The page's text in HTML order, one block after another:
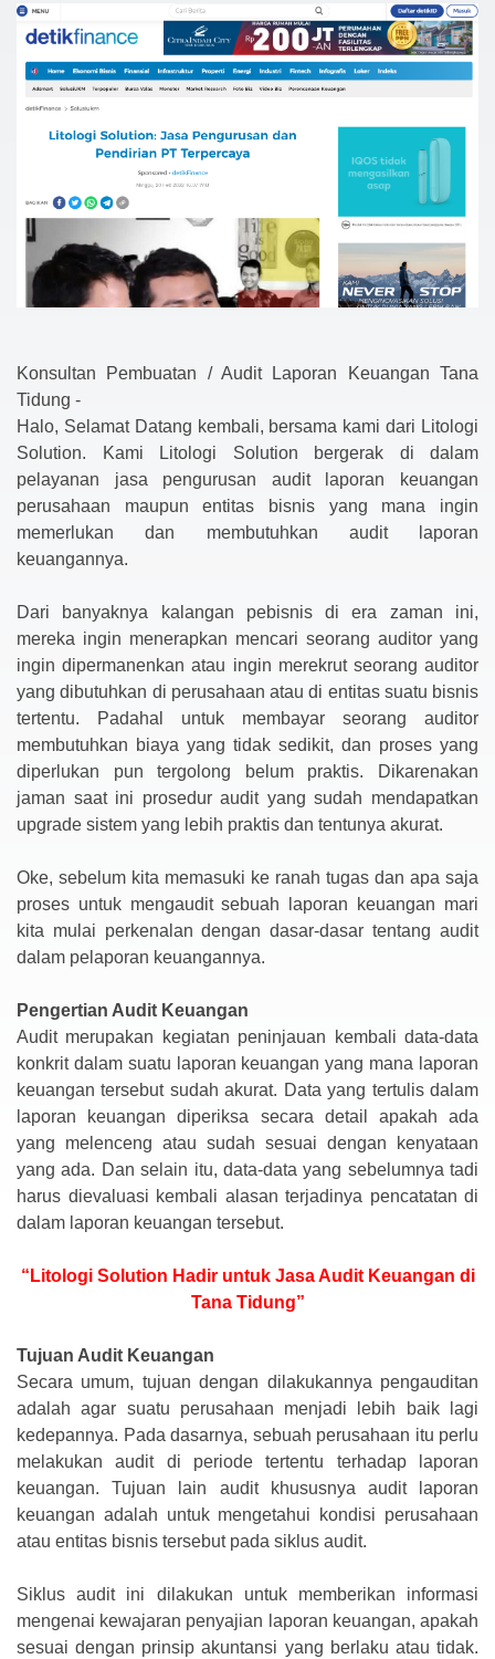
Konsultan Pembuatan / Audit Laporan Keuangan Tana
Tidung -
Halo, Selamat Datang kembali, bersama kami dari Litologi
Solution. Kami Litologi Solution bergerak di dalam
pelayanan jasa pengurusan audit laporan keuangan
perusahaan maupun entitas bisnis yang mana ingin
memerlukan dan membutuhkan audit laporan
keuangannya.
Dari banyaknya kalangan pebisnis di era zaman ini,
mereka ingin menerapkan mencari seorang auditor yang
ingin dipermanenkan atau ingin merekrut seorang auditor
yang dibutuhkan di perusahaan atau di entitas suatu bisnis
tertentu. Padahal untuk membayar seorang auditor
membutuhkan biaya yang tidak sedikit, dan proses yang
diperlukan pun tergolong belum praktis. Dikarenakan
jaman saat ini prosedur audit yang sudah mendapatkan
upgrade sistem yang lebih praktis dan tentunya akurat.
Oke, sebelum kita memasuki ke ranah tugas dan apa saja
proses untuk mengaudit sebuah laporan keuangan mari
kita mulai perkenalan dengan dasar-dasar tentang audit
dalam pelaporan keuangannya.
Pengertian Audit Keuangan
Audit merupakan kegiatan peninjauan kembali data-data
konkrit dalam suatu laporan keuangan yang mana laporan
keuangan tersebut sudah akurat. Data yang tertulis dalam
laporan keuangan diperiksa secara detail apakah ada
yang melenceng atau sudah sesuai dengan kenyataan
yang ada. Dan selain itu, data-data yang sebelumnya tadi
harus dievaluasi kembali alasan terjadinya pencatatan di
dalam laporan keuangan tersebut.
“Litologi Solution Hadir untuk Jasa Audit Keuangan di
Tana Tidung”
Tujuan Audit Keuangan
Secara umum, tujuan dengan dilakukannya pengauditan
adalah agar suatu perusahaan menjadi lebih baik lagi
kedepannya. Pada dasarnya, sebuah perusahaan itu perlu
melakukan audit di periode tertentu terhadap laporan
keuangan. Tujuan lain audit khususnya audit laporan
keuangan adalah untuk mengetahui kondisi perusahaan
atau entitas bisnis tersebut pada siklus audit.
Siklus audit ini dilakukan untuk memberikan informasi
mengenai kewajaran penyajian laporan keuangan, apakah
sesuai dengan prinsip akuntansi yang berlaku atau tidak.